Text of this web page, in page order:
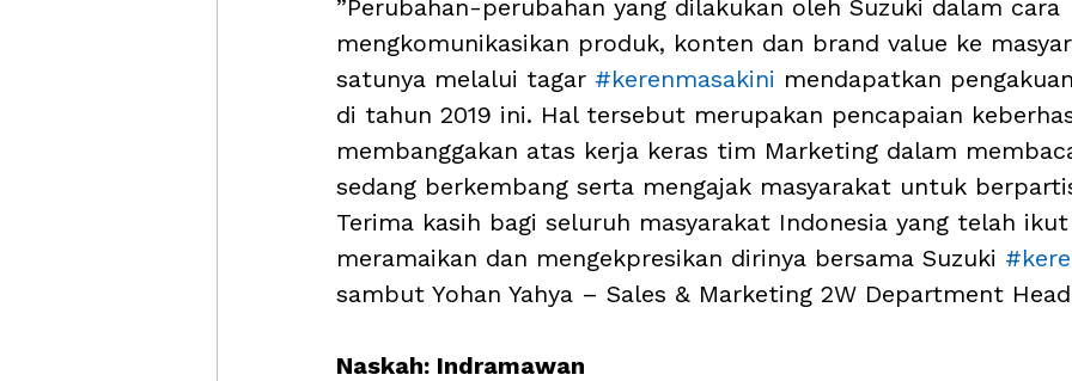
”Perubahan-perubahan yang dilakukan oleh Suzuki dalam cara
mengkomunikasikan produk, konten dan brand value ke
satunya melalui tagar #kerenmasakini mendapatkan
di tahun 2019 ini. Hal tersebut merupakan pencapaian
membanggakan atas kerja keras tim Marketing dalam
sedang berkembang serta mengajak masyarakat untuk
Terima kasih bagi seluruh masyarakat Indonesia yang telah
meramaikan dan mengekpresikan dirinya bersama Suzuki
sambut Yohan Yahya – Sales & Marketing 2W Department Head
Naskah: Indramawan